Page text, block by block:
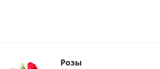
Розы